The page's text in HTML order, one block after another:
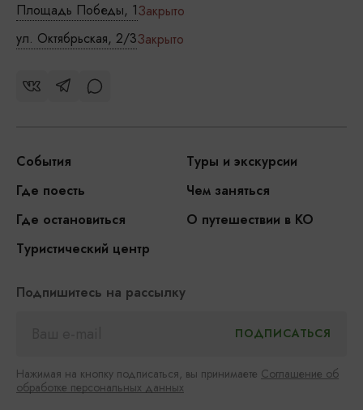
Площадь Победы, 1Закрыто
ул. Октябрьская, 2/3Закрыто
События
Туры и экскурсии
Где поесть
Чем заняться
Где остановиться
О путешествии в КО
Туристический центр
Подпишитесь на рассылку
Нажимая на кнопку подписаться, вы принимаете Соглашение об
обработке персональных данных